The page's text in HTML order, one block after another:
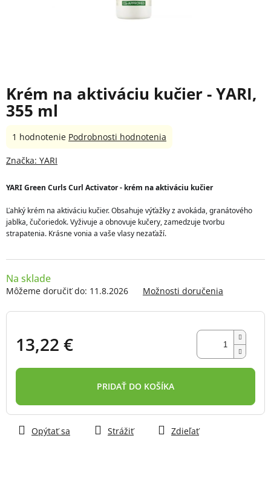
Krém na aktiváciu kučier - YARI,
355 ml
Na sklade
Môžeme doručiť do: 11.8.2026 Možnosti doručenia
13,22 €
cena:
PRIDAŤ DO KOŠÍKA
YARI Green Curls Curl Activator - krém na aktiváciu kučier
Ľahký krém na aktiváciu kučier. Obsahuje výťažky z avokáda, granátového
jablka, čučoriedok. Vyživuje a obnovuje kučery, zamedzuje tvorbu
strapatenia. Krásne vonia a vaše vlasy nezaťaží.
Opýtať sa Strážiť Zdieľať
Priemerné
produktu
5,0
z
5
hviezdičiek.
1 hodnotenie Podrobnosti hodnotenia
Značka: YARI